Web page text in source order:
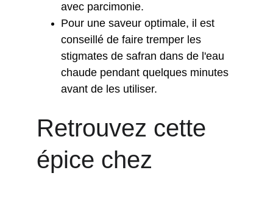
avec parcimonie.
Pour une saveur optimale, il est
conseillé de faire tremper les
stigmates de safran dans de l'eau
chaude pendant quelques minutes
avant de les utiliser.
Retrouvez cette
épice chez